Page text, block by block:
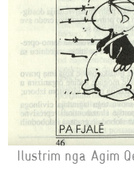
Ilustrim nga Agim